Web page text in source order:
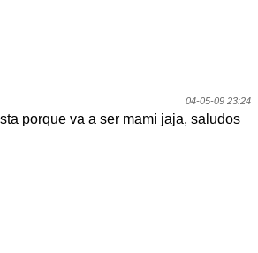
04-05-09 23:24
porque va a ser mami jaja, saludos